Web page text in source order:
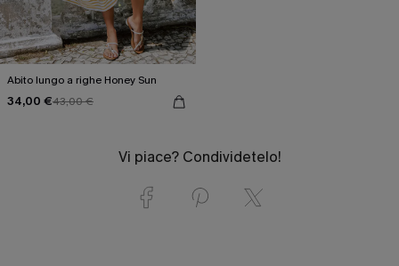
Abito lungo a righe Honey Sun
34,00 €43,00 €
Vi piace? Condividetelo!